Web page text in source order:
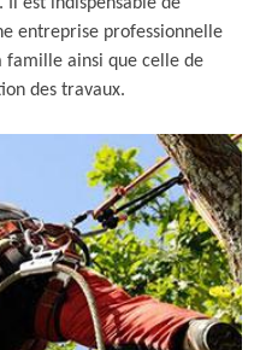
entreprise professionnelle
ainsi que celle de
des travaux.